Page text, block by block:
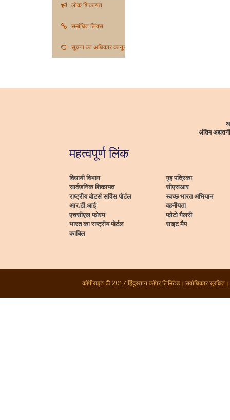
लोक शिकायत
सम्बंधित लिंक्स
सूचना का अधिकार कानून
अंतिम
महत्वपूर्ण लिंक
विधायी विभाग
सार्वजनिक शिकायत
राष्ट्रीय वोटर्स सर्विस पोर्टल
आर.टी.आई
एचसीएल फोरम
भारत का राष्ट्रीय पोर्टल
काबिल
गृह पत्रिका
सीएसआर
स्वच्छ भारत अभियान
वहनीयता
फोटो गैलरी
साइट मैप
कॉपीराइट © 2017 हिंदुस्तान कॉपर लिमिटेड। सर्वाधिकार सुरक्षित।